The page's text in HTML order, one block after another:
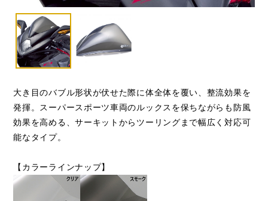
大き目のバブル形状が伏せた際に体全体を覆い、整流効果を
発揮。スーパースポーツ車両のルックスを保ちながらも防風
効果を高める、サーキットからツーリングまで幅広く対応可
能なタイプ。
【カラーラインナップ】